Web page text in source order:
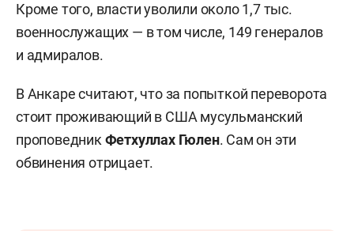
Кроме того, власти уволили около 1,7 тыс.
военнослужащих — в том числе, 149 генералов
и адмиралов.
В Анкаре считают, что за попыткой переворота
стоит проживающий в США мусульманский
проповедник Фетхуллах Гюлен. Сам он эти
обвинения отрицает.